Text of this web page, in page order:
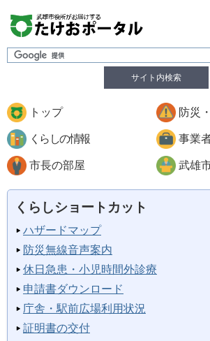
サイト内検索
トップ 防災
くらしの情報 事業
市長の部屋 武雄
くらしショートカット
ハザードマップ
防災無線音声案内
休日急患・小児時間外診療
申請書ダウンロード
庁舎・駅前広場利用状況
証明書の交付